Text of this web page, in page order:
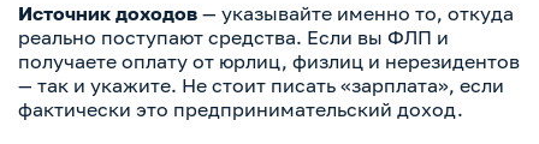
Источник доходов — указывайте именно то, откуда
реально поступают средства. Если вы ФЛП и
получаете оплату от юрлиц, физлиц и нерезидентов
— так и укажите. Не стоит писать «зарплата», если
фактически это предпринимательский доход.